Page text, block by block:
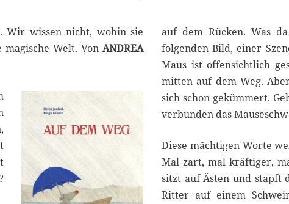
u
i
2
0
4
Wir wissen nicht, wohin sie
Welt. Von ANDREA
auf dem Rücken. Was
folgenden Bild, einer
Maus ist offensichtlich
mitten auf dem Weg.
sich schon gekümmert.
verbunden das
Diese mächtigen Worte
Mal zart, mal kräftiger,
sitzt auf Ästen und stapft
Ritter auf einem